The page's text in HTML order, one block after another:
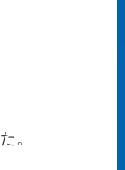
。